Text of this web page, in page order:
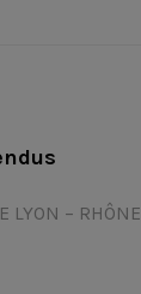
LYON – RHÔNE